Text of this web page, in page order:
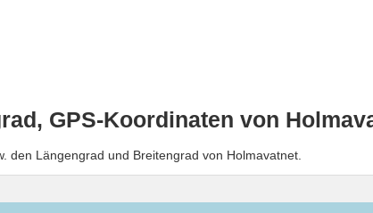
GPS-Koordinaten von
den Längengrad und Breitengrad von Holmavatnet.